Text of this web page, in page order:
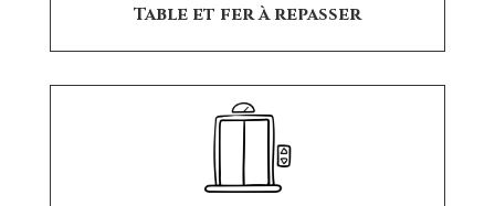
Table et fer à repasser